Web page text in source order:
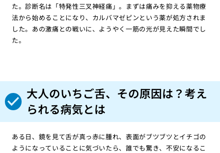
た。診断名は「特発性三叉神経痛」。まずは痛みを抑える薬物療
法から始めることになり、カルバマゼピンという薬が処方されま
した。あの激痛との戦いに、ようやく一筋の光が見えた瞬間でし
た。
大人のいちご舌、その原因は？考え
られる病気とは
ある日、鏡を見て舌が真っ赤に腫れ、表面がブツブツとイチゴの
ようになっていることに気づいたら、誰でも驚き、不安になるこ